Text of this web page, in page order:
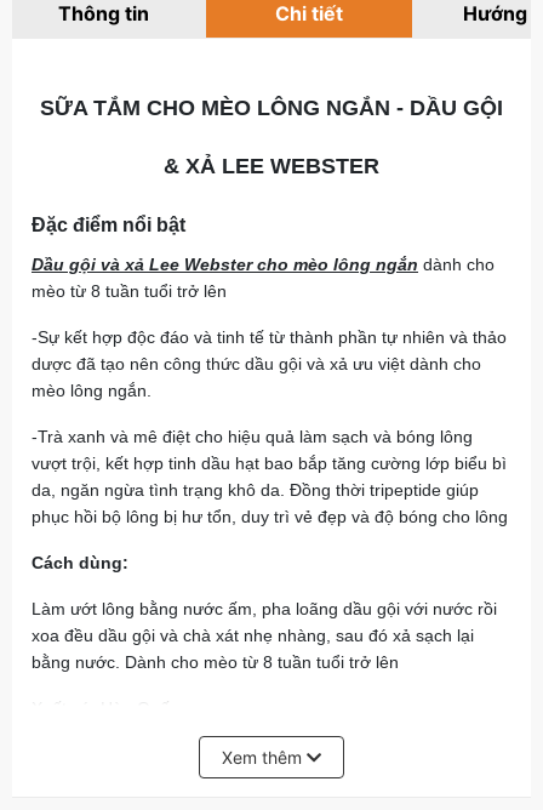
Thông tin Chi tiết Hướng
SỮA TẮM CHO MÈO LÔNG NGẮN - DẦU GỘI
& XẢ LEE WEBSTER
Đặc điểm nổi bật
Dầu gội và xả Lee Webster cho mèo lông ngắn dành cho
mèo từ 8 tuần tuổi trở lên
-Sự kết hợp độc đáo và tinh tế từ thành phần tự nhiên và thảo
dược đã tạo nên công thức dầu gội và xả ưu việt dành cho
mèo lông ngắn.
-Trà xanh và mê điệt cho hiệu quả làm sạch và bóng lông
vượt trội, kết hợp tinh dầu hạt bao bắp tăng cường lớp biểu bì
da, ngăn ngừa tình trạng khô da. Đồng thời tripeptide giúp
phục hồi bộ lông bị hư tổn, duy trì vẻ đẹp và độ bóng cho lông
Cách dùng:
Làm ướt lông bằng nước ấm, pha loãng dầu gội với nước rồi
xoa đều dầu gội và chà xát nhẹ nhàng, sau đó xả sạch lại
bằng nước. Dành cho mèo từ 8 tuần tuổi trở lên
Xuất xứ: Hàn Quốc
Xem thêm